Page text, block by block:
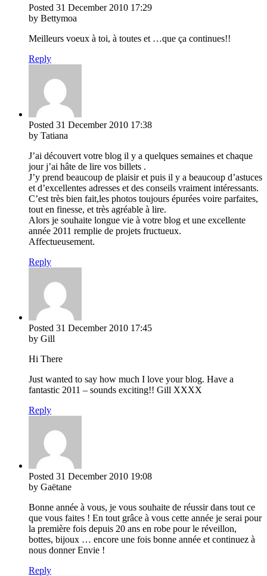
Posted 31 December 2010 17:29
by Bettymoa
Meilleurs voeux à toi, à toutes et …que ça continues!!
Reply
Posted 31 December 2010 17:38
by Tatiana
J’ai découvert votre blog il y a quelques semaines et chaque
jour j’ai hâte de lire vos billets .
J’y prend beaucoup de plaisir et puis il y a beaucoup d’astuces
et d’excellentes adresses et des conseils vraiment intéressants.
C’est très bien fait,les photos toujours épurées voire parfaites,
tout en finesse, et très agréable à lire.
Alors je souhaite longue vie à votre blog et une excellente
année 2011 remplie de projets fructueux.
Affectueusement.
Reply
Posted 31 December 2010 17:45
by Gill
Hi There
Just wanted to say how much I love your blog. Have a
fantastic 2011 – sounds exciting!! Gill XXXX
Reply
Posted 31 December 2010 19:08
by Gaëtane
Bonne année à vous, je vous souhaite de réussir dans tout ce
que vous faites ! En tout grâce à vous cette année je serai pour
la première fois depuis 20 ans en robe pour le réveillon,
bottes, bijoux … encore une fois bonne année et continuez à
nous donner Envie !
Reply